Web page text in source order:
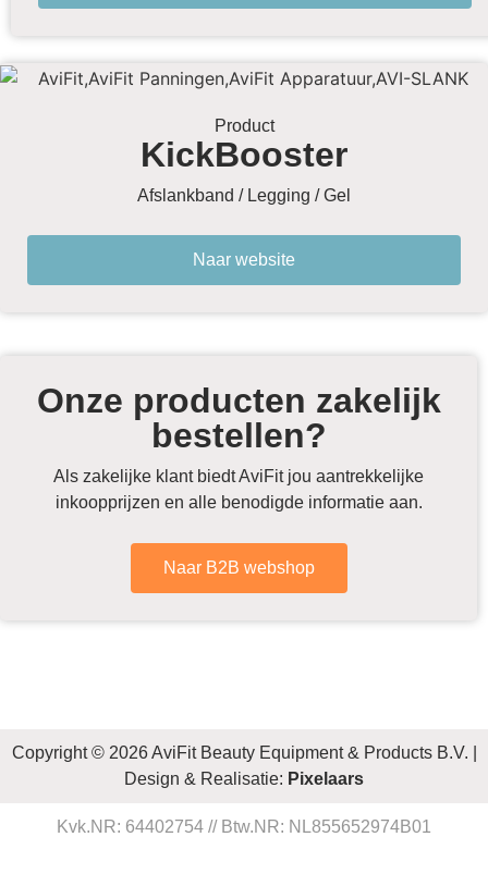
Product
KickBooster
Afslankband / Legging / Gel
Naar website
Onze producten zakelijk
bestellen?
Als zakelijke klant biedt AviFit jou aantrekkelijke
inkoopprijzen en alle benodigde informatie aan.
Naar B2B webshop
Copyright © 2026 AviFit Beauty Equipment & Products B.V. |
Design & Realisatie: Pixelaars
Kvk.NR: 64402754 // Btw.NR: NL855652974B01